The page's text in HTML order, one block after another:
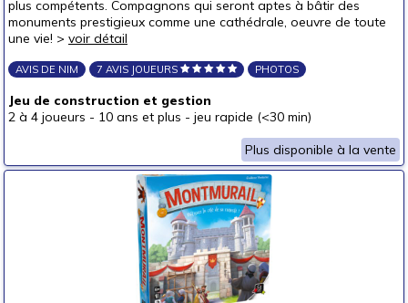
plus compétents. Compagnons qui seront aptes à bâtir des
monuments prestigieux comme une cathédrale, oeuvre de toute
une vie! > voir détail
AVIS DE NIM 7 AVIS JOUEURS PHOTOS
Jeu de construction et gestion
2 à 4 joueurs - 10 ans et plus - jeu rapide (<30 min)
Plus disponible à la vente